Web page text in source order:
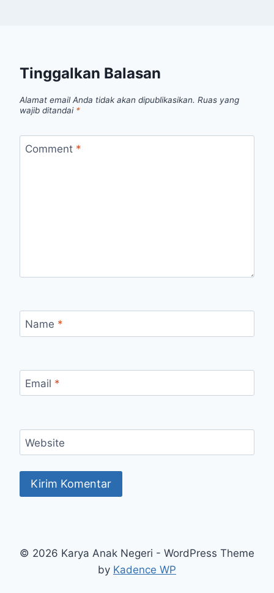
Tinggalkan Balasan
Alamat email Anda tidak akan dipublikasikan. Ruas yang
wajib ditandai *
Comment *
Name *
Email *
Website
© 2026 Karya Anak Negeri - WordPress Theme
by Kadence WP